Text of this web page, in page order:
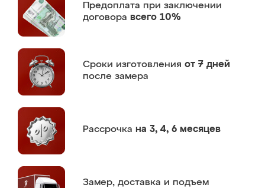
Предоплата при заключении
договора всего 10%
Сроки изготовления от 7 дней
после замера
Рассрочка на 3, 4, 6 месяцев
Замер, доставка и подъем